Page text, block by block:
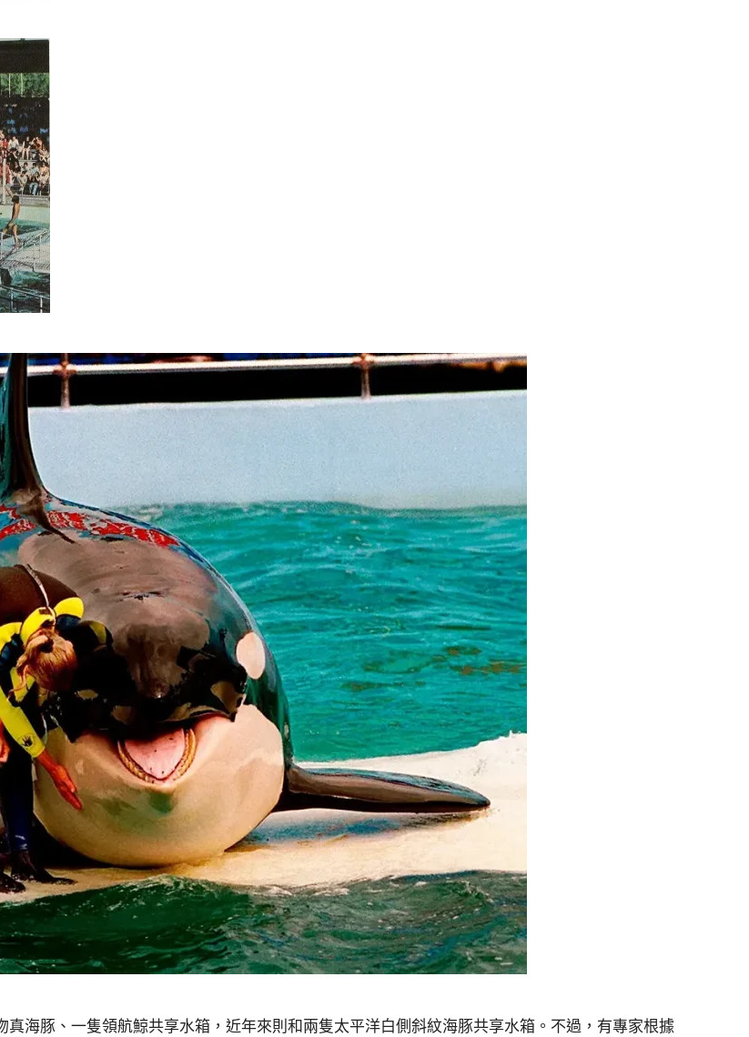
真海豚、一隻領航鯨共享水箱，近年來則和兩隻太平洋白側斜紋海豚共享水箱。不過，有專家根據